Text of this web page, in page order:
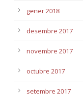
gener 2018
desembre 2017
novembre 2017
octubre 2017
setembre 2017